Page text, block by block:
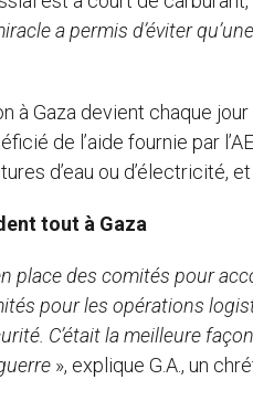
a permis d’éviter
à Gaza devient chaque
de l’aide fournie par
d’eau ou d’électricité,
tout à Gaza
place des comités pour
pour les opérations
C’était la meilleure
», explique G.A., un